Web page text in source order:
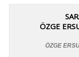
ÖZGE
ÖZGE